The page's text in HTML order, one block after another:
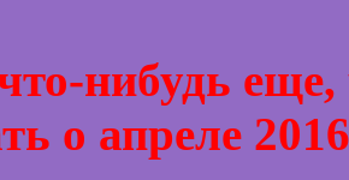
нибудь
о апреле